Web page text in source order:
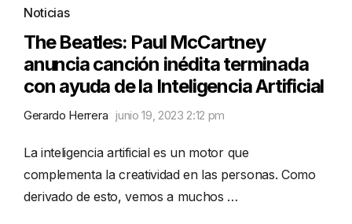
Noticias
The Beatles: Paul McCartney
anuncia canción inédita terminada
con ayuda de la Inteligencia Artificial
Gerardo Herrera junio 19, 2023 2:12 pm
La inteligencia artificial es un motor que
complementa la creatividad en las personas. Como
derivado de esto, vemos a muchos …